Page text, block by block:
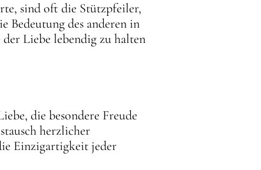
sind oft die Stützpfeiler,
Bedeutung des anderen in
Liebe lebendig zu halten
die besondere Freude
herzlicher
Einzigartigkeit jeder